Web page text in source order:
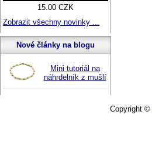
15.00 CZK
Zobrazit všechny novinky ...
Nové články na blogu
Mini tutoriál na
náhrdelník z mušlí
Copyright ©